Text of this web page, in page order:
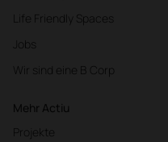
Life Friendly Spaces
Jobs
Wir sind eine B Corp
Mehr Actiu
Projekte